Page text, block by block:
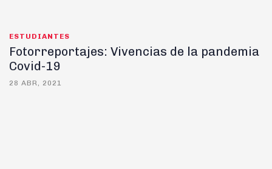
ESTUDIANTES
Fotorreportajes: Vivencias de la pandemia
Covid-19
28 ABR, 2021